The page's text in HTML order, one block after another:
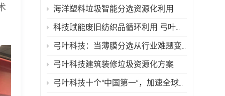
海洋塑料垃圾智能分选资源化利用
科技赋能废旧纺织品循环利用 弓叶科技打造精准分选新范式
弓叶科技：当薄膜分选从行业难题变成可复制的技术方案
弓叶科技建筑装修垃圾资源化方案
弓叶科技十个“中国第一”，加速全球再生资源行业智能化时代的到来